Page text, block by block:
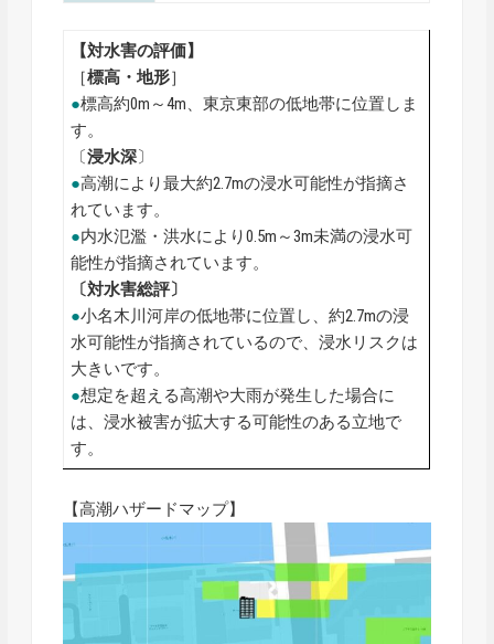
【対水害の評価】
［標高・地形］
●標高約0m～4m、東京東部の低地帯に位置しま
す。
〔浸水深〕
●高潮により最大約2.7mの浸水可能性が指摘さ
れています。
●内水氾濫・洪水により0.5m～3m未満の浸水可
能性が指摘されています。
〔対水害総評〕
●小名木川河岸の低地帯に位置し、約2.7mの浸
水可能性が指摘されているので、浸水リスクは
大きいです。
●想定を超える高潮や大雨が発生した場合に
は、浸水被害が拡大する可能性のある立地で
す。
【高潮ハザードマップ】